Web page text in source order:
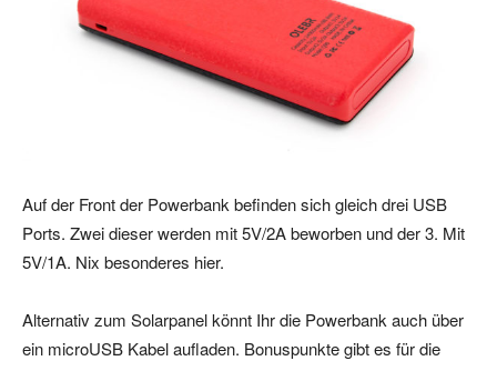
Auf der Front der Powerbank befinden sich gleich drei USB
Ports. Zwei dieser werden mit 5V/2A beworben und der 3. Mit
5V/1A. Nix besonderes hier.
Alternativ zum Solarpanel könnt Ihr die Powerbank auch über
ein microUSB Kabel aufladen. Bonuspunkte gibt es für die